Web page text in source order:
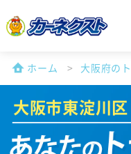
ホーム 大阪府の
大阪市東淀川区